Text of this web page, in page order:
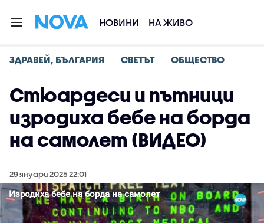
НОВИНИ НА ЖИВО
ЗДРАВЕЙ, БЪЛГАРИЯ СВЕТЪТ ОБЩЕСТВО
Стюардеси и пътници
изродиха бебе на борда
на самолет (ВИДЕО)
29 януари 2025 22:01